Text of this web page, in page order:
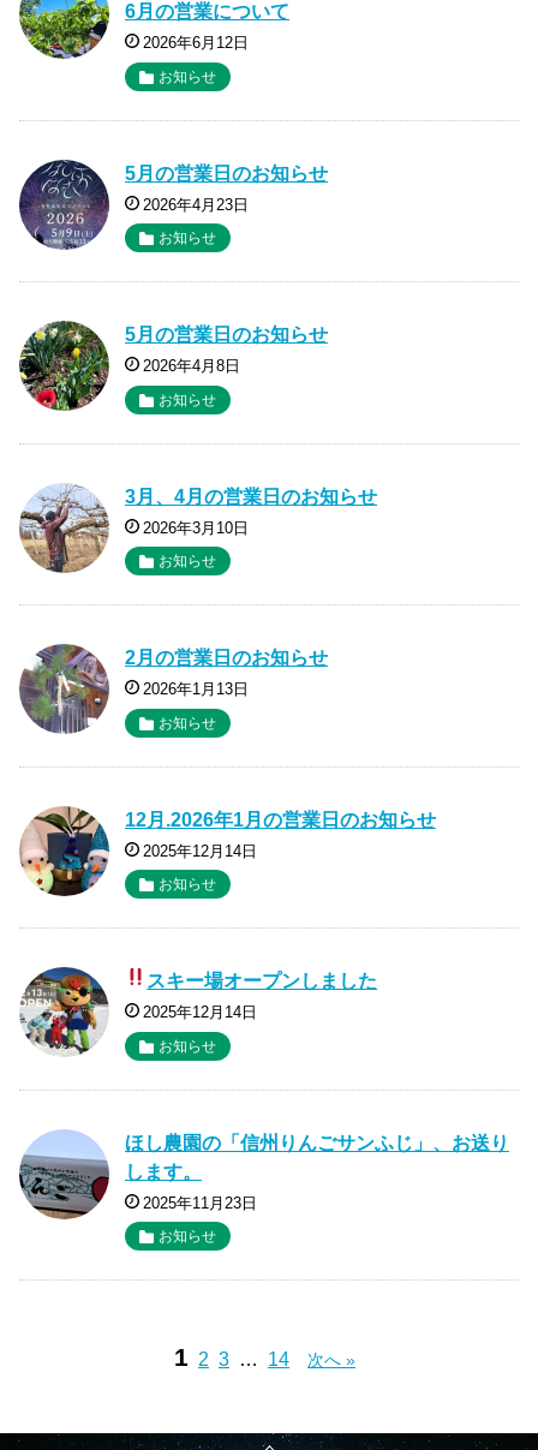
6月の営業について
2026年6月12日
お知らせ
5月の営業日のお知らせ
2026年4月23日
お知らせ
5月の営業日のお知らせ
2026年4月8日
お知らせ
3月、4月の営業日のお知らせ
2026年3月10日
お知らせ
2月の営業日のお知らせ
2026年1月13日
お知らせ
12月.2026年1月の営業日のお知らせ
2025年12月14日
お知らせ
スキー場オープンしました
2025年12月14日
お知らせ
ほし農園の「信州りんごサンふじ」、お送り
します。
2025年11月23日
お知らせ
1 2 3 … 14 次へ »